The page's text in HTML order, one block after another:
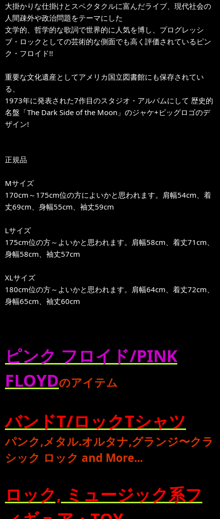
大掛かりな仕掛けとスペクタクルに富んだライブ、現代社会の
人間疎外や政治問題をテーマにした
文学的、哲学的な歌詞で世界的に人気を博し、プログレッシ
ブ・ロックとしての芸術的な側面でも高く評価されているピン
ク・フロイド!!
重要な文化遺産としてアメリカ国立図書館にも保存されてい
る、
1973年に発表された7作目のスタジオ・アルバムにして 歴史的
名盤「The Dark Side of the Moon」のジャケ+ビッグロゴのデ
ザイン!
正規品
Mサイズ
170cm～175cm位の方によいかと思われます。肩幅54cm、着
丈69cm、身幅55cm、袖丈59cm
Lサイズ
175cm位の方～よいかと思われます。肩幅58cm、着丈71cm、
身幅58cm、袖丈57cm
XLサイズ
180cm位の方～よいかと思われます。肩幅64cm、着丈72cm、
身幅65cm、袖丈60cm
ピンク フロイド/PINK
FLOYDのアイテム
バンドT/ロックTシャツ
パンク,メタル.オルタナ,グランジ〜クラ
シック ロック and More...
ロック, ミュージック系フ